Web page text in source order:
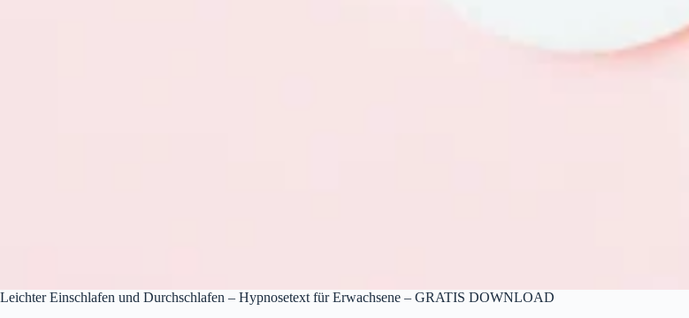
Leichter Einschlafen und Durchschlafen – Hypnosetext für Erwachsene – GRATIS DOWNLOAD